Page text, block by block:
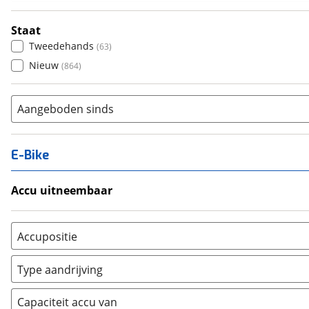
Staat
Tweedehands (63)
Nieuw (864)
Aangeboden sinds
E-Bike
Accu uitneembaar
Nee, vast (0)
Accupositie
Bagagedrager (0)
Frame (0 )
Vloer (0
Type aandrijving
Achterwiel (0)
Capaciteit accu van